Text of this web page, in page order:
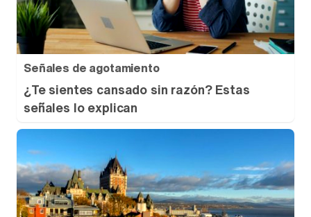
Señales de agotamiento
¿Te sientes cansado sin razón? Estas
señales lo explican